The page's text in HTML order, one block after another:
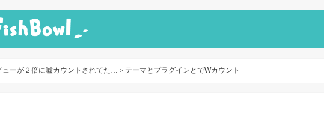
ューが２倍に嘘カウントされてた…＞テーマとプラグインとでWカウント